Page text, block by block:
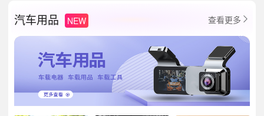
汽车用品 NEW 查看更多 